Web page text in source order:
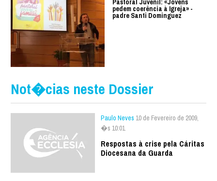
pedem coerência à Igreja» -
padre Santi Dominguez
Not�cias neste Dossier
Paulo Neves 10 de Fevereiro de 2009,
�s 10:01
Respostas à crise pela Cáritas
Diocesana da Guarda